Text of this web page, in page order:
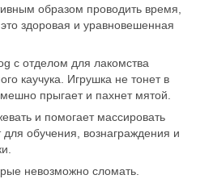
образом проводить время,
здоровая и уравновешенная
с отделом для лакомства
каучука. Игрушка не тонет в
прыгает и пахнет мятой.
и помогает массировать
обучения, вознаграждения и
невозможно сломать.